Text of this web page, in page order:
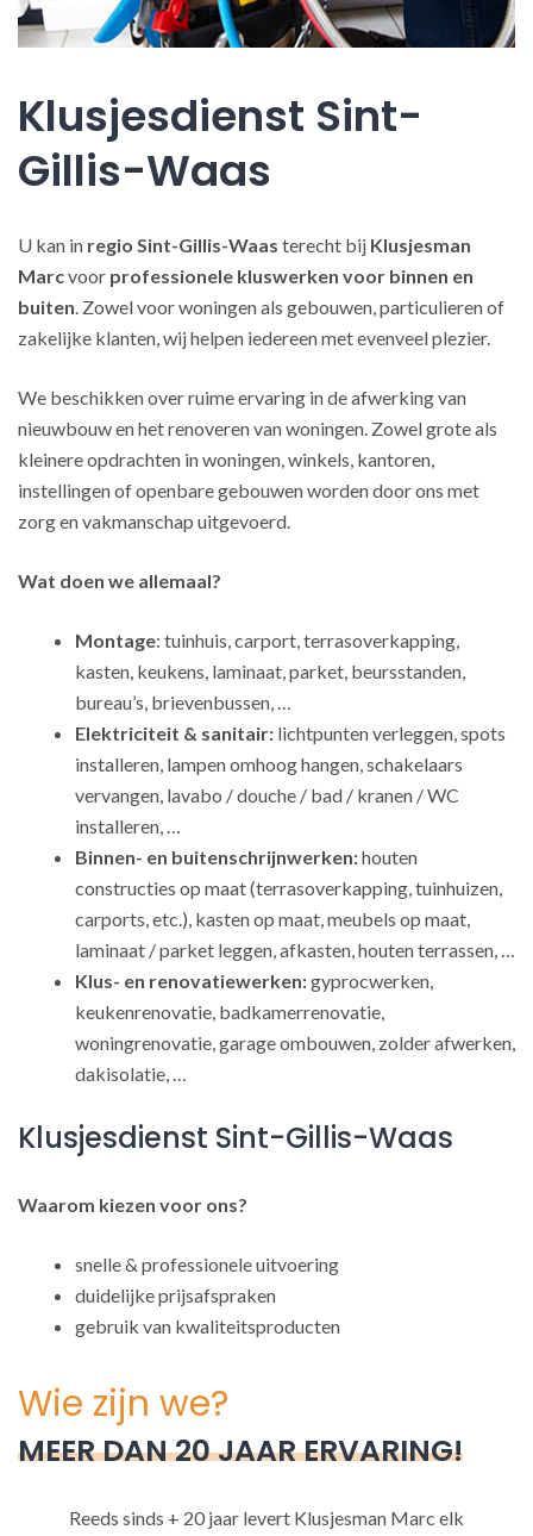
Klusjesdienst Sint-
Gillis-Waas
U kan in regio Sint-Gillis-Waas terecht bij Klusjesman
Marcvoor professionele kluswerken voor binnen en
buiten. Zowel voor woningen als gebouwen, particulieren of
zakelijke klanten, wij helpen iedereen met evenveel plezier.
We beschikken over ruime ervaring in de afwerking van
nieuwbouw en het renoveren van woningen. Zowel grote als
kleinere opdrachten in woningen, winkels, kantoren,
instellingen of openbare gebouwen worden door ons met
zorg en vakmanschap uitgevoerd.
Wat doen we allemaal?
Montage: tuinhuis, carport, terrasoverkapping,
kasten, keukens, laminaat, parket, beursstanden,
bureau’s, brievenbussen, …
Elektriciteit & sanitair: lichtpunten verleggen, spots
installeren, lampen omhoog hangen, schakelaars
vervangen, lavabo / douche / bad / kranen / WC
installeren, …
Binnen- en buitenschrijnwerken:houten
constructies op maat (terrasoverkapping, tuinhuizen,
carports, etc.), kasten op maat, meubels op maat,
laminaat / parket leggen, afkasten, houten terrassen, …
Klus- en renovatiewerken:gyprocwerken,
keukenrenovatie, badkamerrenovatie,
woningrenovatie, garage ombouwen, zolder afwerken,
dakisolatie, …
Klusjesdienst Sint-Gillis-Waas
Waarom kiezen voor ons?
snelle & professionele uitvoering
duidelijke prijsafspraken
gebruik van kwaliteitsproducten
Wie zijn we?
MEER DAN 20 JAAR ERVARING!
Reeds sinds + 20 jaar levert Klusjesman Marc elk